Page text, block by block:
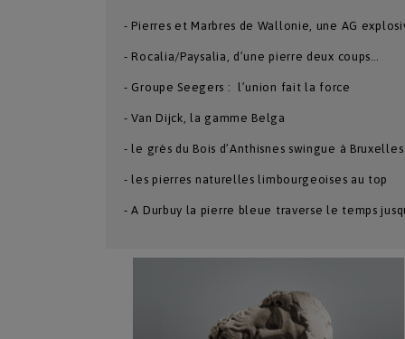
- Pierres et Marbres de Wallonie, une AG
- Rocalia/Paysalia, d’une pierre deux coups…
- Groupe Seegers : l’union fait la force
- Van Dijck, la gamme Belga
- le grès du Bois d’Anthisnes swingue à Bruxelles
- les pierres naturelles limbourgeoises au top
- A Durbuy la pierre bleue traverse le temps